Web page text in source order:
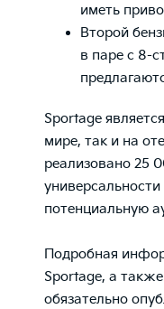
иметь
Второй
в паре с 8-
Sportage
мире, так и на
реализовано 25
потенциальную
Подробная
Sportage, а
обязательно